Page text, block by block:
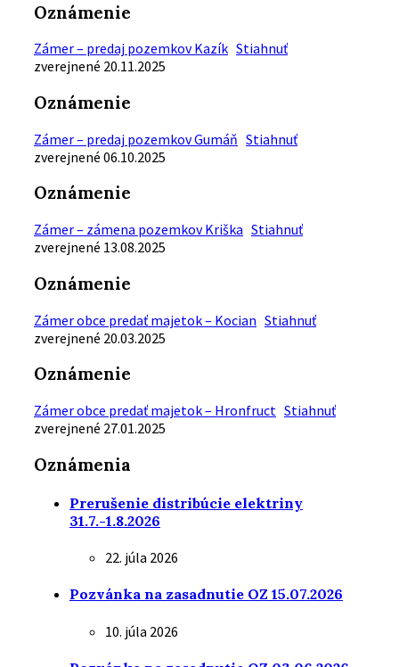
Oznámenie
Zámer – predaj pozemkov Kazík Stiahnuť
zverejnené 20.11.2025
Oznámenie
Zámer – predaj pozemkov Gumáň Stiahnuť
zverejnené 06.10.2025
Oznámenie
Zámer – zámena pozemkov Kriška Stiahnuť
zverejnené 13.08.2025
Oznámenie
Zámer obce predať majetok – Kocian Stiahnuť
zverejnené 20.03.2025
Oznámenie
Zámer obce predať majetok – Hronfruct Stiahnuť
zverejnené 27.01.2025
Oznámenia
Prerušenie distribúcie elektriny
31.7.-1.8.2026
22. júla 2026
Pozvánka na zasadnutie OZ 15.07.2026
10. júla 2026